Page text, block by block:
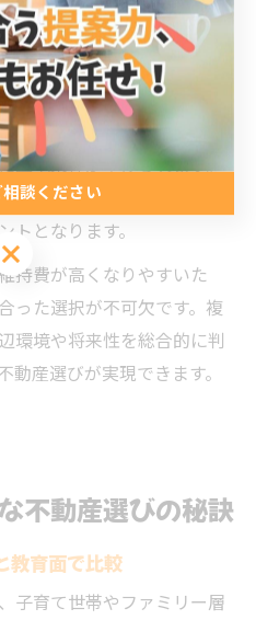
要の主な要素となっていま
は、治安や通学環境、周
向が強いです。
産価値の維持しやすさや、
立地条件が挙げられます。
地域の雰囲気も長く安心し
となります。
持費が高くなりやすいた
った選択が不可欠です。複
環境や将来性を総合的に判
産選びが実現できます。
不動産選びの秘訣
教育面で比較
子育て世帯やファミリー層
談ください
談ください